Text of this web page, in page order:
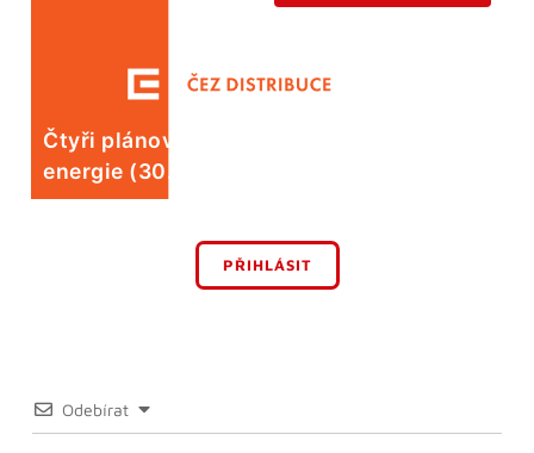
Čtyři plánované odstávky elektrické
energie (30. 7.)
PŘIHLÁSIT
Odebírat